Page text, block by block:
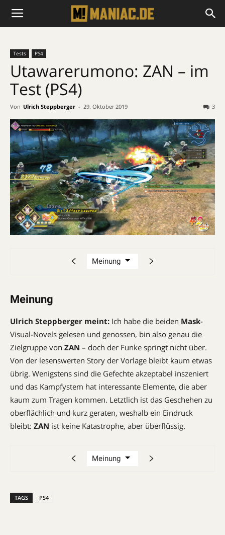
Tests PS4
Utawarerumono: ZAN – im
Test (PS4)
Von Ulrich Steppberger - 29. Oktober 2019 3
Meinung
Ulrich Steppberger meint: Ich habe die beiden Mask-
Visual-Novels gelesen und genossen, bin also genau die
Zielgruppe von ZAN – doch der Funke springt nicht über.
Von der lesenswerten Story der Vorlage bleibt kaum etwas
übrig. Wenigstens sind die Gefechte akzeptabel inszeniert
und das Kampfystem hat interessante Elemente, die aber
kaum zum Tragen kommen. Letztlich ist das Geschehen zu
oberflächlich und kurz geraten, weshalb ein Eindruck
bleibt: ZAN ist keine Katastrophe, aber überflüssig.
TAGS PS4